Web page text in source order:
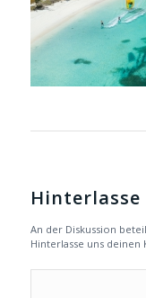
An der Diskussion
Hinterlasse uns deinen